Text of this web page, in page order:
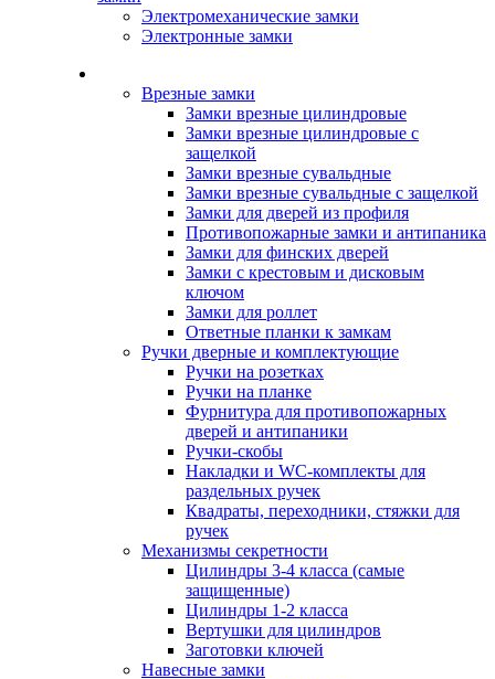
Электромеханические замки
Электронные замки
Врезные замки
Замки врезные цилиндровые
Замки врезные цилиндровые с
защелкой
Замки врезные сувальдные
Замки врезные сувальдные с защелкой
Замки для дверей из профиля
Противопожарные замки и антипаника
Замки для финских дверей
Замки с крестовым и дисковым
ключом
Замки для роллет
Ответные планки к замкам
Ручки дверные и комплектующие
Ручки на розетках
Ручки на планке
Фурнитура для противопожарных
дверей и антипаники
Ручки-скобы
Накладки и WC-комплекты для
раздельных ручек
Квадраты, переходники, стяжки для
ручек
Механизмы секретности
Цилиндры 3-4 класса (самые
защищенные)
Цилиндры 1-2 класса
Вертушки для цилиндров
Заготовки ключей
Навесные замки